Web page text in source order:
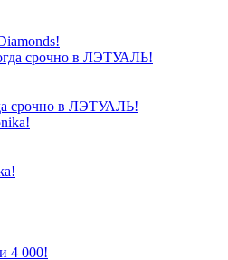
срочно в ЛЭТУАЛЬ!